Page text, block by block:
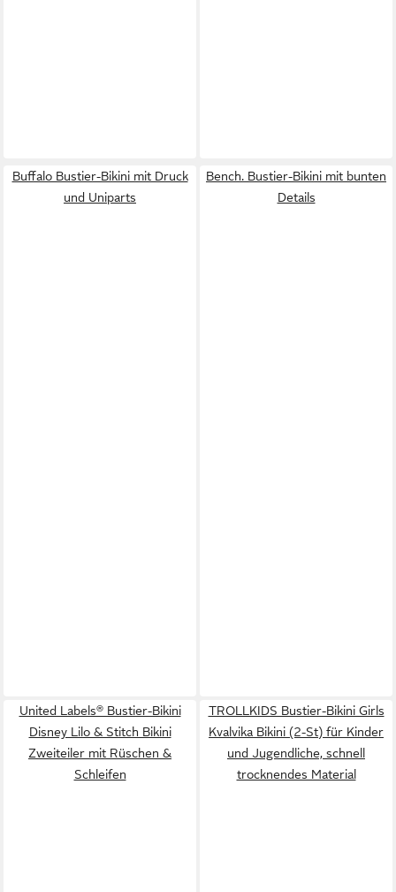
Buffalo Bustier-Bikini mit Druck
und Uniparts
Bench. Bustier-Bikini mit bunten
Details
United Labels® Bustier-Bikini
Disney Lilo & Stitch Bikini
Zweiteiler mit Rüschen &
Schleifen
TROLLKIDS Bustier-Bikini Girls
Kvalvika Bikini (2-St) für Kinder
und Jugendliche, schnell
trocknendes Material